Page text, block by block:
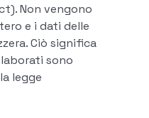
Non vengono
e i dati delle
Ciò significa
sono
legge